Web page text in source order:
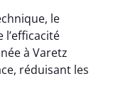
le
l’efficacité
à Varetz
réduisant les